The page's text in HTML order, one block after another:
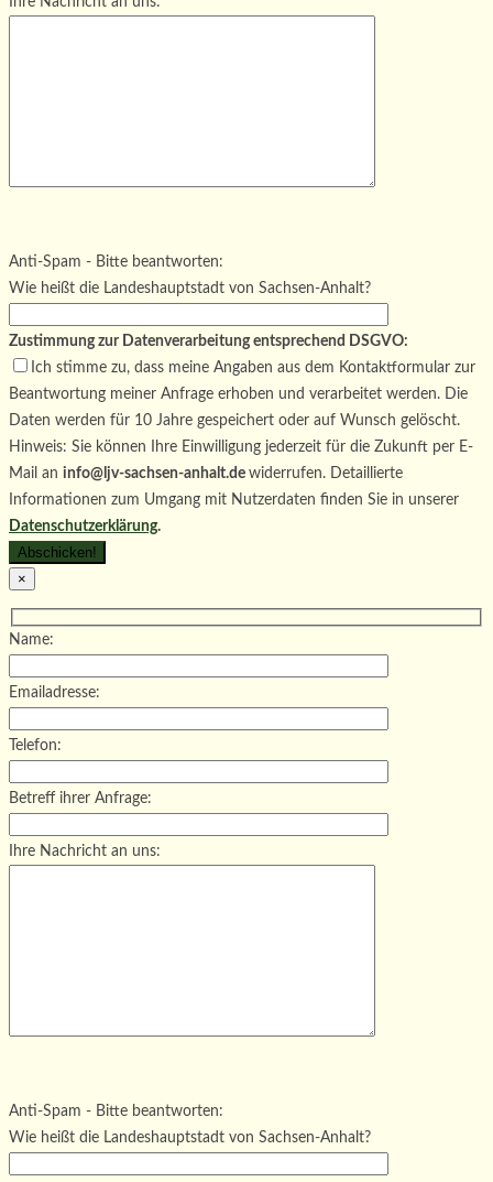
Bitte lasse dieses Feld leer.
Anti-Spam - Bitte beantworten:
Wie heißt die Landeshauptstadt von Sachsen-Anhalt?
Zustimmung zur Datenverarbeitung entsprechend DSGVO:
Ich stimme zu, dass meine Angaben aus dem Kontaktformular zur
Beantwortung meiner Anfrage erhoben und verarbeitet werden. Die
Daten werden für 10 Jahre gespeichert oder auf Wunsch gelöscht.
Hinweis: Sie können Ihre Einwilligung jederzeit für die Zukunft per E-
Mail an info@ljv-sachsen-anhalt.de widerrufen. Detaillierte
Informationen zum Umgang mit Nutzerdaten finden Sie in unserer
Datenschutzerklärung.
×
Name:
Emailadresse:
Telefon:
Betreff ihrer Anfrage:
Ihre Nachricht an uns:
Bitte lasse dieses Feld leer.
Anti-Spam - Bitte beantworten:
Wie heißt die Landeshauptstadt von Sachsen-Anhalt?